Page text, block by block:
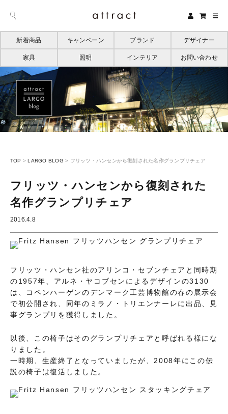
新着商品 キャンペーン ブランド デザイナー
家具 照明 インテリア お問い合わせ
TOP > LARGO BLOG > フリッツ・ハンセンから復刻された名作グランプリチェア
フリッツ・ハンセンから復刻された
名作グランプリチェア
2016.4.8
フリッツ・ハンセン社のアリンコ・セブンチェアと同時期
の1957年、アルネ・ヤコブセンによるデザインの3130
は、コペンハーゲンのデンマーク工芸博物館の春の展示会
で初公開され、同年のミラノ・トリエンナーレに出品、見
事グランプリを獲得しました。
以後、この椅子はそのグランプリチェアと呼ばれる様にな
りました。
一時期、生産終了となっていましたが、2008年にこの伝
説の椅子は復活しました。